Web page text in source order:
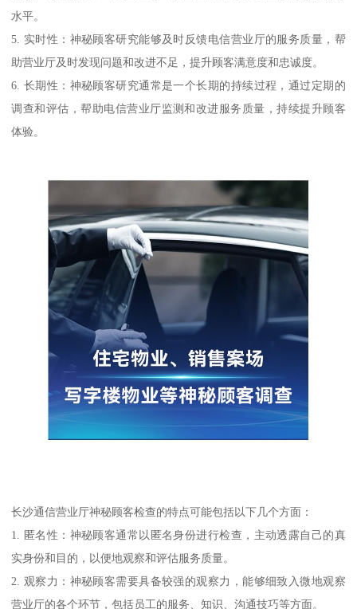
水平。
5. 实时性：神秘顾客研究能够及时反馈电信营业厅的服务质量，帮
助营业厅及时发现问题和改进不足，提升顾客满意度和忠诚度。
6. 长期性：神秘顾客研究通常是一个长期的持续过程，通过定期的
调查和评估，帮助电信营业厅监测和改进服务质量，持续提升顾客
体验。
长沙通信营业厅神秘顾客检查的特点可能包括以下几个方面：
1. 匿名性：神秘顾客通常以匿名身份进行检查，主动透露自己的真
实身份和目的，以便地观察和评估服务质量。
2. 观察力：神秘顾客需要具备较强的观察力，能够细致入微地观察
营业厅的各个环节，包括员工的服务、知识、沟通技巧等方面。